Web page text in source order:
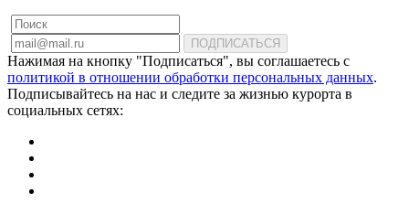
ПОДПИСАТЬСЯ
Нажимая на кнопку "Подписаться", вы соглашаетесь с
политикой в отношении обработки персональных данных.
Подписывайтесь на нас и следите за жизнью курорта в
социальных сетях: